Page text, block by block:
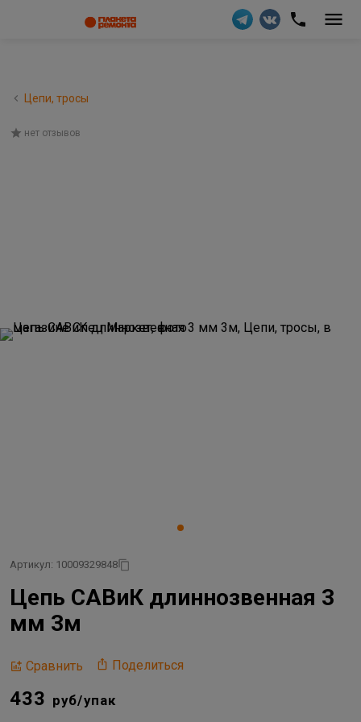
Цепи, тросы
нет отзывов
Артикул: 10009329848
Цепь САВиК длиннозвенная 3
мм 3м
Сравнить Поделиться
433 руб/упак